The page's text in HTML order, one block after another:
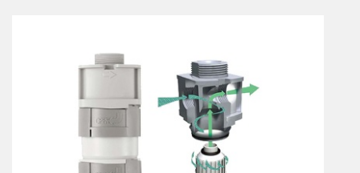
CONNECTIQUE
Joints tournants
CONTRÔLE DES FLUIDES
Auxiliaires de ligne